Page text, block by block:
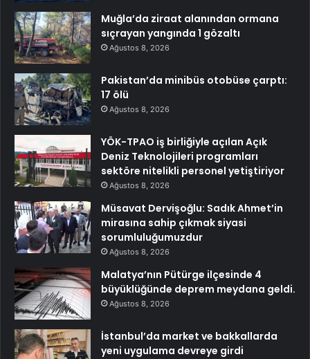
Muğla’da ziraat alanından ormana
sıçrayan yangında 1 gözaltı
Ağustos 8, 2026
Pakistan’da minibüs otobüse çarptı:
17 ölü
Ağustos 8, 2026
YÖK-TPAO iş birliğiyle açılan Açık
Deniz Teknolojileri programları
sektöre nitelikli personel yetiştiriyor
Ağustos 8, 2026
Müsavat Dervişoğlu: Sadık Ahmet’in
mirasına sahip çıkmak siyasi
sorumluluğumuzdur
Ağustos 8, 2026
Malatya’nın Pütürge ilçesinde 4
büyüklüğünde deprem meydana geldi.
Ağustos 8, 2026
İstanbul’da market ve bakkallarda
yeni uygulama devreye girdi